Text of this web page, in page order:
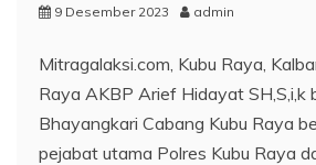
9 Desember 2023 admin
Mitragalaksi.com, Kubu Raya,
Raya AKBP Arief Hidayat SH,S,i,k
Bhayangkari Cabang Kubu Raya
pejabat utama Polres Kubu Raya